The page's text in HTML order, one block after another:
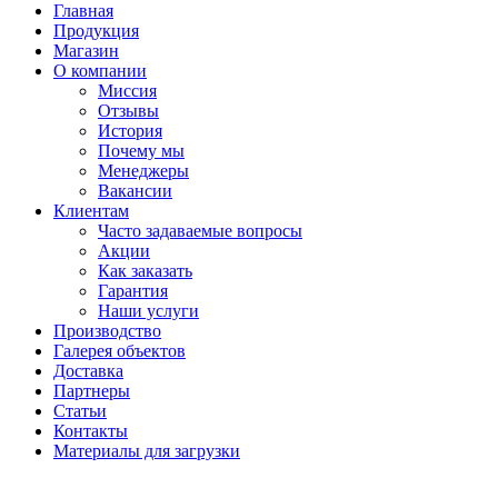
Главная
Продукция
Магазин
О компании
Миссия
Отзывы
История
Почему мы
Менеджеры
Вакансии
Клиентам
Часто задаваемые вопросы
Акции
Как заказать
Гарантия
Наши услуги
Производство
Галерея объектов
Доставка
Партнеры
Статьи
Контакты
Материалы для загрузки